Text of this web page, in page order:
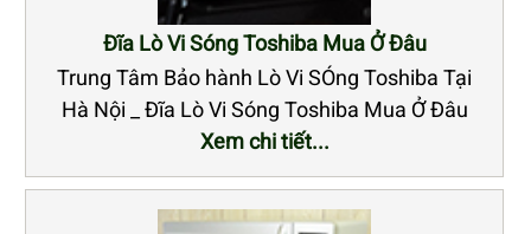
Đĩa Lò Vi Sóng Toshiba Mua Ở Đâu
Trung Tâm Bảo hành Lò Vi SÓng Toshiba Tại
Hà Nội _ Đĩa Lò Vi Sóng Toshiba Mua Ở Đâu
Xem chi tiết...